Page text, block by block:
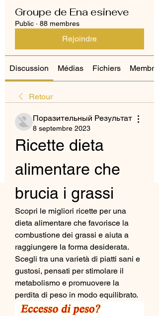
Groupe de Ena esineve
Public · 88 membres
Rejoindre
Discussion Médias Fichiers Membres
Retour
Поразительный Результат
8 septembre 2023
Ricette dieta
alimentare che
brucia i grassi
Scopri le migliori ricette per una
dieta alimentare che favorisce la
combustione dei grassi e aiuta a
raggiungere la forma desiderata.
Scegli tra una varietà di piatti sani e
gustosi, pensati per stimolare il
metabolismo e promuovere la
perdita di peso in modo equilibrato.